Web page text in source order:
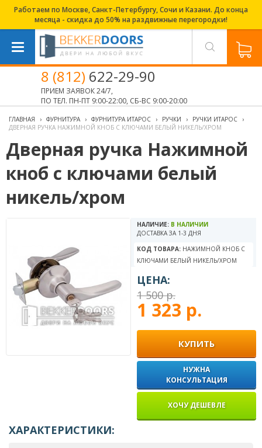
Работаем по Москве, Санкт-Петербургу, Сочи и Казани. До конца
месяца - скидка до 50% на раздвижные перегородки!
8 (812) 622-29-90
ПРИЕМ ЗАЯВОК 24/7,
ПО ТЕЛ. ПН-ПТ 9:00-22:00, СБ-ВС 9:00-20:00
ГЛАВНАЯ › ФУРНИТУРА › ФУРНИТУРА ИТАРОС › РУЧКИ › РУЧКИ ИТАРОС
›
ДВЕРНАЯ РУЧКА НАЖИМНОЙ КНОБ С КЛЮЧАМИ БЕЛЫЙ НИКЕЛЬ/ХРОМ
Дверная ручка Нажимной
кноб с ключами белый
никель/хром
НАЛИЧИЕ: В НАЛИЧИИ
ДОСТАВКА ЗА 1-3 ДНЯ
КОД ТОВАРА: НАЖИМНОЙ КНОБ С
КЛЮЧАМИ БЕЛЫЙ НИКЕЛЬ/ХРОМ
ЦЕНА:
1 500 р.
1 323 р.
КУПИТЬ
НУЖНА
КОНСУЛЬТАЦИЯ
ХОЧУ ДЕШЕВЛЕ
ХАРАКТЕРИСТИКИ: